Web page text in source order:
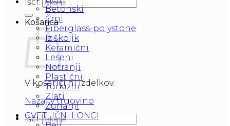
Košarica
V košarici ni izdelkov.
Nazaj v trgovino
Išči:
Betonski
Črni
Fiberglass-polystone
Iz školjk
Keramični
Leseni
Notranji
Plastični
Turkizni
Zlati
ZunanjI
CVETLIČNI LONCI